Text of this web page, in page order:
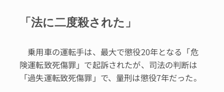
「法に二度殺された」
乗用車の運転手は、最大で懲役20年となる「危
険運転致死傷罪」で起訴されたが、司法の判断は
「過失運転致死傷罪」で、量刑は懲役7年だった。